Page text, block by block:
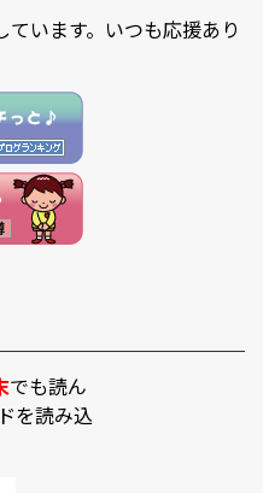
います。いつも応援あり
でも読ん
を読み込